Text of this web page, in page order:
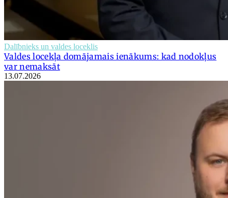
Dalībnieks un valdes loceklis
Valdes locekļa domājamais ienākums: kad nodokļus
var nemaksāt
13.07.2026